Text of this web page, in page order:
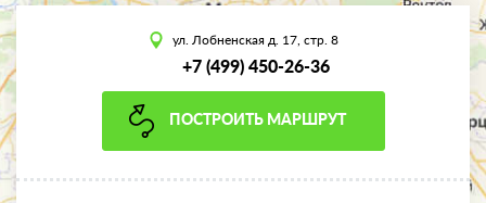
ул. Лобненская д. 17, стр. 8
+7 (499) 450-26-36
ПОСТРОИТЬ МАРШРУТ